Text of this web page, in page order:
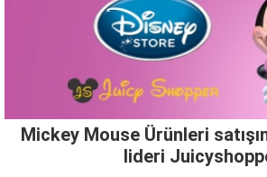
Mickey Mouse Ürünleri
lideri